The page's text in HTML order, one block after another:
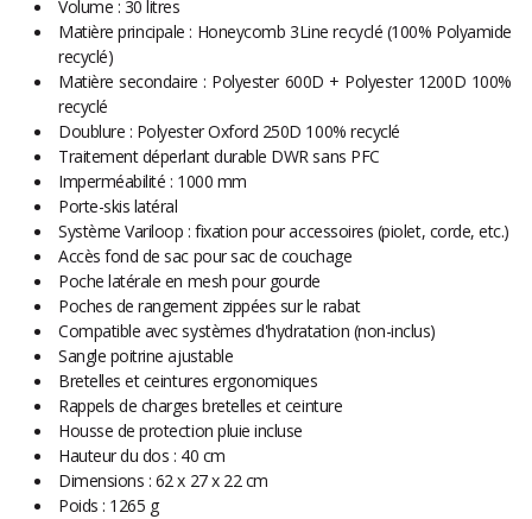
Volume : 30 litres
Matière principale : Honeycomb 3Line recyclé (100% Polyamide
recyclé)
Matière secondaire : Polyester 600D + Polyester 1200D 100%
recyclé
Doublure : Polyester Oxford 250D 100% recyclé
Traitement déperlant durable DWR sans PFC
Imperméabilité : 1000 mm
Porte-skis latéral
Système Variloop : fixation pour accessoires (piolet, corde, etc.)
Accès fond de sac pour sac de couchage
Poche latérale en mesh pour gourde
Poches de rangement zippées sur le rabat
Compatible avec systèmes d'hydratation (non-inclus)
Sangle poitrine ajustable
Bretelles et ceintures ergonomiques
Rappels de charges bretelles et ceinture
Housse de protection pluie incluse
Hauteur du dos : 40 cm
Dimensions : 62 x 27 x 22 cm
Poids : 1265 g